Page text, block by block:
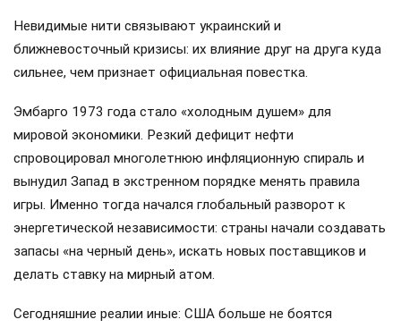
Невидимые нити связывают украинский и
ближневосточный кризисы: их влияние друг на друга куда
сильнее, чем признает официальная повестка.
Эмбарго 1973 года стало «холодным душем» для
мировой экономики. Резкий дефицит нефти
спровоцировал многолетнюю инфляционную спираль и
вынудил Запад в экстренном порядке менять правила
игры. Именно тогда начался глобальный разворот к
энергетической независимости: страны начали создавать
запасы «на черный день», искать новых поставщиков и
делать ставку на мирный атом.
Сегодняшние реалии иные: США больше не боятся